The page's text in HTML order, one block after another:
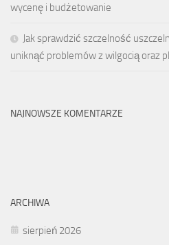
wycenę i budżetowanie
Jak sprawdzić szczelność
uniknąć problemów z wilgocią oraz
NAJNOWSZE KOMENTARZE
ARCHIWA
sierpień 2026